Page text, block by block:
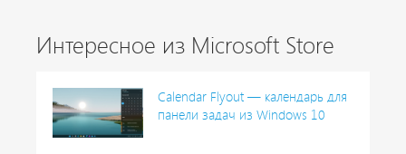
Интересное из Microsoft Store
Calendar Flyout — календарь для
панели задач из Windows 10